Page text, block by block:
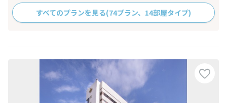
すべてのプランを見る(74プラン、14部屋タイプ)